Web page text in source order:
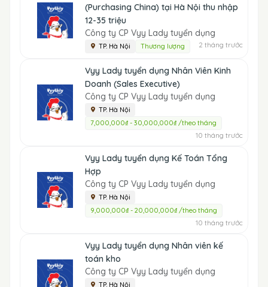
(Purchasing China) tại Hà Nội thu nhập
12-35 triệu
Công ty CP Vyy Lady tuyển dụng
TP. Hà Nội Thương lượng 2 tháng trước
Vyy Lady tuyển dụng Nhân Viên Kinh
Doanh (Sales Executive)
Công ty CP Vyy Lady tuyển dụng
TP. Hà Nội
7,000,000₫ - 30,000,000₫ /theo tháng
10 tháng trước
Vyy Lady tuyển dụng Kế Toán Tổng
Hợp
Công ty CP Vyy Lady tuyển dụng
TP. Hà Nội
9,000,000₫ - 20,000,000₫ /theo tháng
10 tháng trước
Vyy Lady tuyển dụng Nhân viên kế
toán kho
Công ty CP Vyy Lady tuyển dụng
TP. Hà Nội